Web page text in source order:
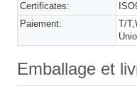
Certificates:
Paiement:
T/
Emballage et